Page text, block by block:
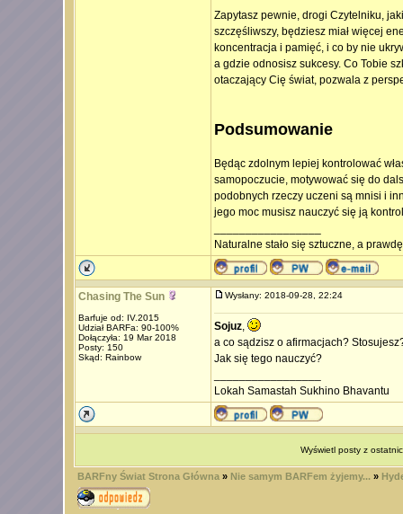
Zapytasz pewnie, drogi Czytelniku,
szczęśliwszy, będziesz miał więcej
koncentracja i pamięć, i co by nie
a gdzie odnosisz sukcesy. Co Tobie
otaczający Cię świat, pozwala z
Podsumowanie
Będąc zdolnym lepiej kontrolować
samopoczucie, motywować się do
podobnych rzeczy uczeni są mnisi i
jego moc musisz nauczyć się ją
Naturalne stało się sztuczne, a
Chasing The Sun
Barfuje od: IV.2015
Udział BARFa: 90-100%
Dołączyła: 19 Mar 2018
Posty: 150
Skąd: Rainbow
Wysłany: 2018-09-28, 22:24
Sojuz,
a co sądzisz o afirmacjach?
Jak się tego nauczyć?
Lokah Samastah Sukhino Bhavantu
Wyświetl posty z
BARFny Świat Strona Główna» Nie samym BARFem żyjemy... »